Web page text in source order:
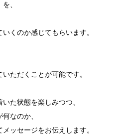
、
いくのか感じてもらいます。
ただくことが可能です。
た状態を楽しみつつ、
なのか、
ッセージをお伝えします。